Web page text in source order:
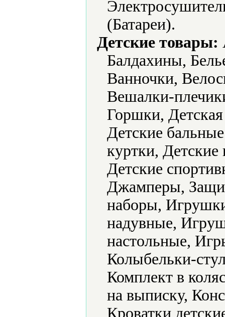
(Батареи).
Детские товары:
Балдахины,
Ванночки,
Вешалки-
Горшки,
Детские
куртки, Детские
Детские
Джамперы,
наборы,
надувные,
настольные,
Колыбельки-
Комплект в
на выписку,
Кроватки